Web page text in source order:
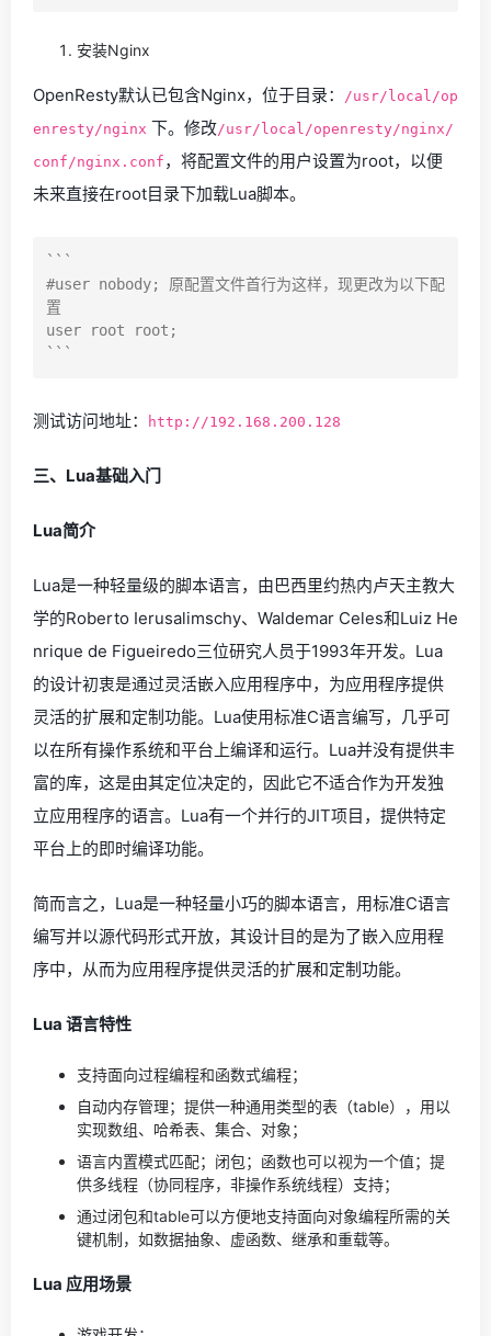
安装Nginx
OpenResty默认已包含Nginx，位于目录：
/usr/local/op
enresty/nginx 下。修改/usr/local/openresty/nginx/
conf/nginx.conf ，将配置文件的用户设置为root，以便
未来直接在root目录下加载Lua脚本。
```
#user nobody; 原配置文件首行为这样，现更改为以下配
置
user root root;
测试访问地址： http://192.168.200.128
三、Lua基础入门
Lua简介
Lua是一种轻量级的脚本语言，由巴西里约热内卢天主教大
学的Roberto Ierusalimschy、Waldemar Celes和Luiz He
nrique de Figueiredo三位研究人员于1993年开发。Lua
的设计初衷是通过灵活嵌入应用程序中，为应用程序提供
灵活的扩展和定制功能。Lua使用标准C语言编写，几乎可
以在所有操作系统和平台上编译和运行。Lua并没有提供丰
富的库，这是由其定位决定的，因此它不适合作为开发独
立应用程序的语言。Lua有一个并行的JIT项目，提供特定
平台上的即时编译功能。
简而言之，Lua是一种轻量小巧的脚本语言，用标准C语言
编写并以源代码形式开放，其设计目的是为了嵌入应用程
序中，从而为应用程序提供灵活的扩展和定制功能。
Lua 语言特性
支持面向过程编程和函数式编程；
自动内存管理；提供一种通用类型的表（table），用以
实现数组、哈希表、集合、对象；
语言内置模式匹配；闭包；函数也可以视为一个值；提
供多线程（协同程序，非操作系统线程）支持；
通过闭包和table可以方便地支持面向对象编程所需的关
键机制，如数据抽象、虚函数、继承和重载等。
Lua 应用场景